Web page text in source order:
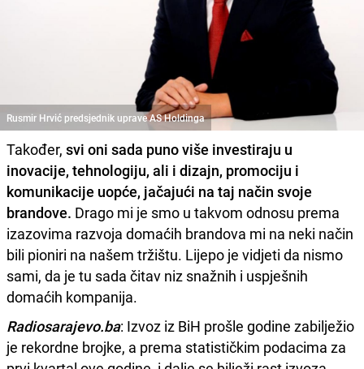
Rusmir Hrvić predsjednik uprave AS Holdinga
Također, svi oni sada puno više investiraju u
inovacije, tehnologiju, ali i dizajn, promociju i
komunikacije uopće, jačajući na taj način svoje
brandove. Drago mi je smo u takvom odnosu prema
izazovima razvoja domaćih brandova mi na neki način
bili pioniri na našem tržištu. Lijepo je vidjeti da nismo
sami, da je tu sada čitav niz snažnih i uspješnih
domaćih kompanija.
Radiosarajevo.ba: Izvoz iz BiH prošle godine zabilježio
je rekordne brojke, a prema statističkim podacima za